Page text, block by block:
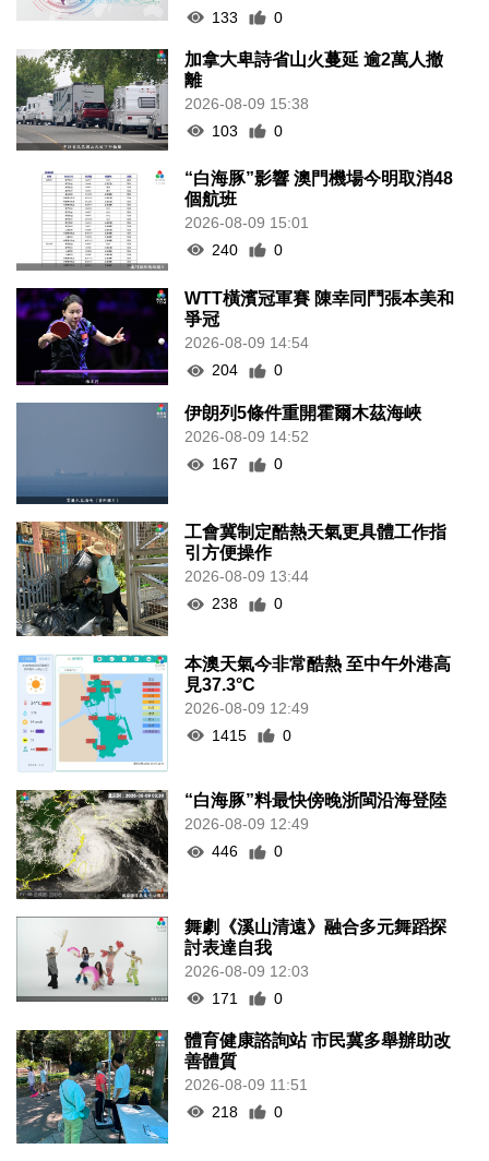
133
0
加拿大卑詩省山火蔓延 逾2萬人撤
離
2026-08-09 15:38
103
0
“白海豚”影響 澳門機場今明取消48
個航班
2026-08-09 15:01
240
0
WTT橫濱冠軍賽 陳幸同鬥張本美和
爭冠
2026-08-09 14:54
204
0
伊朗列5條件重開霍爾木茲海峽
2026-08-09 14:52
167
0
工會冀制定酷熱天氣更具體工作指
引方便操作
2026-08-09 13:44
238
0
本澳天氣今非常酷熱 至中午外港高
見37.3°C
2026-08-09 12:49
1415
0
“白海豚”料最快傍晚浙閩沿海登陸
2026-08-09 12:49
446
0
舞劇《溪山清遠》融合多元舞蹈探
討表達自我
2026-08-09 12:03
171
0
體育健康諮詢站 市民冀多舉辦助改
善體質
2026-08-09 11:51
218
0